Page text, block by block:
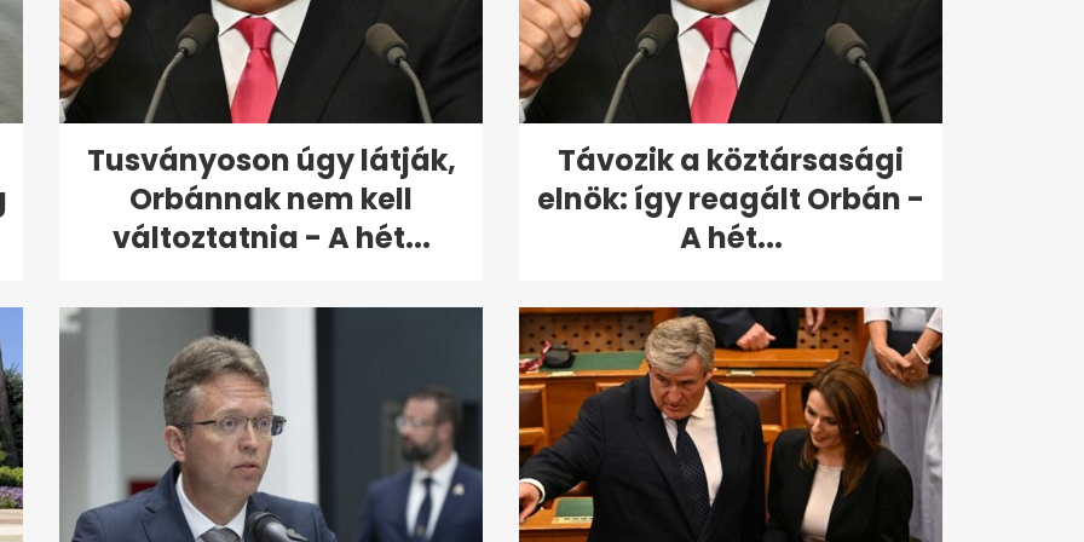
Tusványoson úgy látják,
Orbánnak nem kell
változtatnia - A hét...
Távozik a köztársasági
elnök: így reagált Orbán -
A hét...